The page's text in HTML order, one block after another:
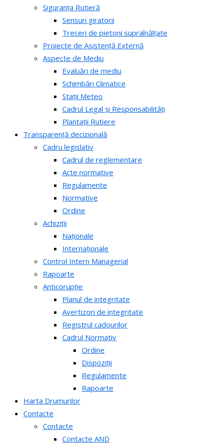
Siguranța Rutieră
Sensuri giratorii
Treceri de pietoni supraînălțate
Proiecte de Asistență Externă
Aspecte de Mediu
Evaluări de mediu
Schimbări Climatice
Stații Meteo
Cadrul Legal și Responsabilități
Plantații Rutiere
Transparență decizională
Cadru legislativ
Cadrul de reglementare
Acte normative
Regulamente
Normative
Ordine
Achiziții
Naționale
Internaționale
Control Intern Managerial
Rapoarte
Anticorupție
Planul de integritate
Avertizori de integritate
Registrul cadourilor
Cadrul Normativ
Ordine
Dispoziții
Regulamente
Rapoarte
Harta Drumurilor
Contacte
Contacte
Contacte AND